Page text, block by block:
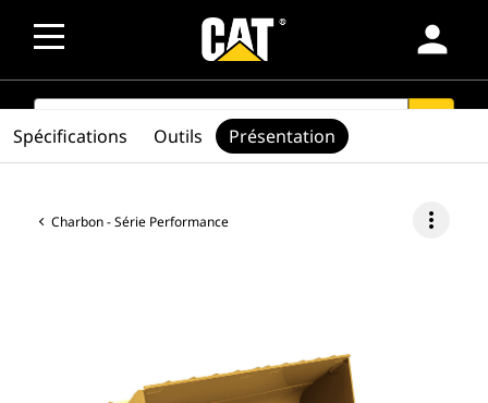
person
SEARCH
Charbon - Série Performance more_vert
Spécifications Outils Présentation